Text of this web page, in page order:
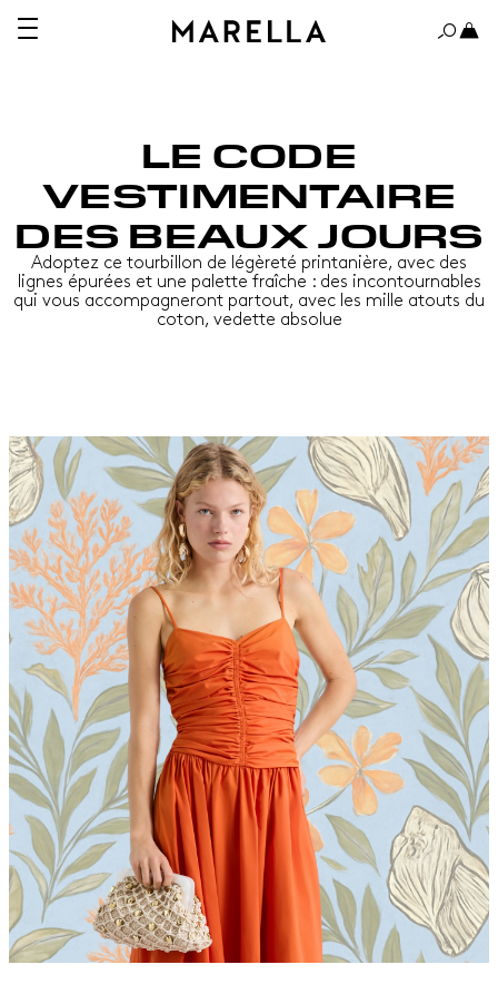
LE CODE
VESTIMENTAIRE
DES BEAUX JOURS
Adoptez ce tourbillon de légèreté printanière, avec des
lignes épurées et une palette fraîche : des incontournables
qui vous accompagneront partout, avec les mille atouts du
coton, vedette absolue